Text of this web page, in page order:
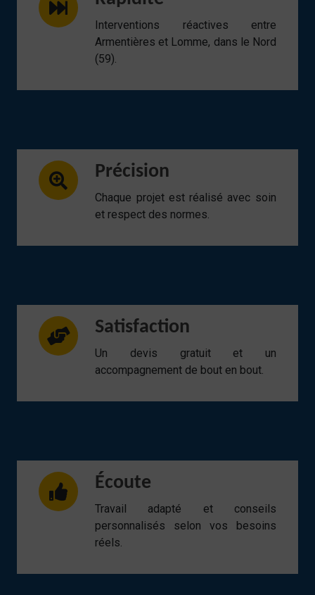
Interventions réactives entre
Armentières et Lomme, dans le Nord
(59).
Précision
Chaque projet est réalisé avec soin
et respect des normes.
Satisfaction
Un devis gratuit et un
accompagnement de bout en bout.
Écoute
Travail adapté et conseils
personnalisés selon vos besoins
réels.